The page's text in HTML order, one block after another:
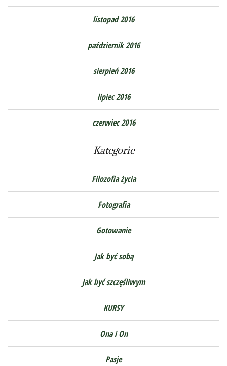
listopad 2016
październik 2016
sierpień 2016
lipiec 2016
czerwiec 2016
Kategorie
Filozofia życia
Fotografia
Gotowanie
Jak być sobą
Jak być szczęśliwym
KURSY
Ona i On
Pasje